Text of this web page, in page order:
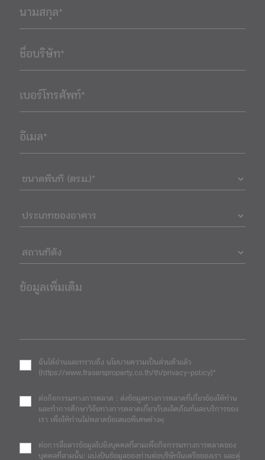
นามสกุล*
ชื่อบริษัท*
เบอร์โทรศัพท์*
อีเมล*
ข้อมูลเพิ่มเติม
ฉันได้อ่านและทราบถึง นโยบายความเป็นส่วนตัวแล้ว
(https://www.frasersproperty.co.th/th/privacy-policy)*
ต่อกิจกรรมทางการตลาด : ส่งข้อมูลทางการตลาดที่เกี่ยวข้องให้ท่าน
และทำการศึกษาวิจัยทางการตลาดเกี่ยวกับผลิตภัณฑ์และบริการของ
เรา เพื่อให้ท่านไม่พลาดข้อเสนอพิเศษต่างๆ
ต่อการสื่อสารข้อมูลไปยังบุคคลที่สามเพื่อกิจกรรมทางการตลาดของ
บุคคลที่สามนั้น: แบ่งปันข้อมูลของท่านต่อบริษัทในเครือของเรา และคู่